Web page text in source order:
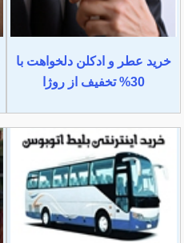
خرید عطر و ادکلن دلخواهت با
30% تخفیف از روژا